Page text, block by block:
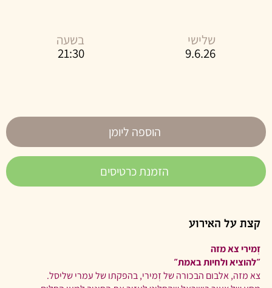
שלישי
9.6.26
בשעה
21:30
הוספה ליומן
הזמנת כרטיסים
קצת על האירוע
זְמירי צא מזה
״להוציא ולחיות באמת״
צא מזה, אלבום הבכורה של זְמירי, בהפקתו של עמרי שליסל.